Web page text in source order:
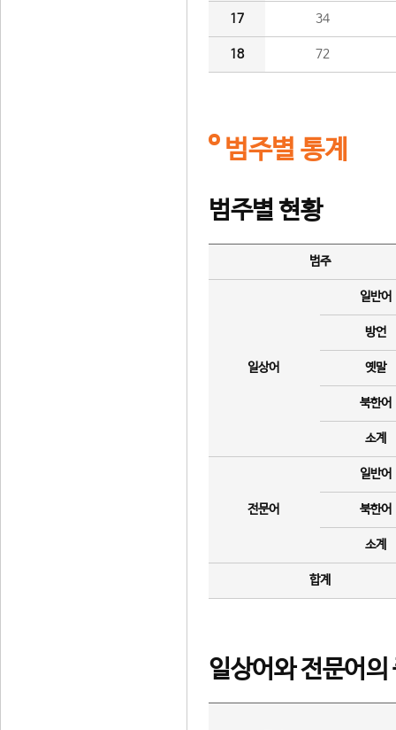
17 34
18 72
범주별 통계
범주별 현황
범주
일상어
일반어
방언
옛말
북한어
소계
전문어
일반어
북한어
소계
합계
일상어와 전문어의